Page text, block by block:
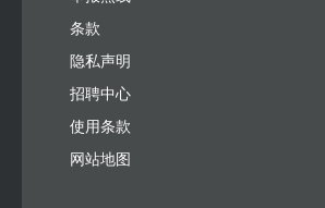
条款
隐私声明
招聘中心
使用条款
网站地图